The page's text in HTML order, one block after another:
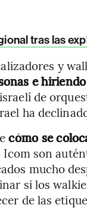
tras las
y
e
de
ha
cómo se
son
mucho
si los
de las